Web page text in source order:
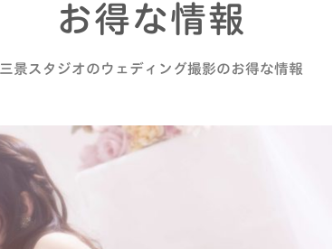
お得な情報
三景スタジオのウェディング撮影のお得な情報